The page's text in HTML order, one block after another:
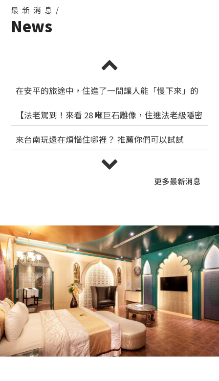
最新消息/
News
在安平的旅途中，住進了一間讓人能「慢下來」的
【法老駕到！來看 28 噸巨石雕像，住進法老級隱密
來台南玩還在煩惱住哪裡？ 推薦你們可以試試
旅行就該帶上牠！O'well 歐薇寵物友善專屬房型，
2025-08-22
【浪漫台南・安心入住｜住宿分享貼文】2025-08-12
2025-07-09
台南親子旅遊懶人包｜部落客實拍歐薇汽旅親子住
宿推薦
2025-07-09
歐薇優惠活動第一彈🔥🏡【 來場台南綠色之旅，預
訂專案贈送船票】
2025-07-09
【不再提供一次性備品】， 提醒您，記得攜帶個人
旅行用備品唷!
2025-07-09
準備好過暑假了嗎？快来一場剛剛好的逃離吧～
2026-07-08
更多最新消息